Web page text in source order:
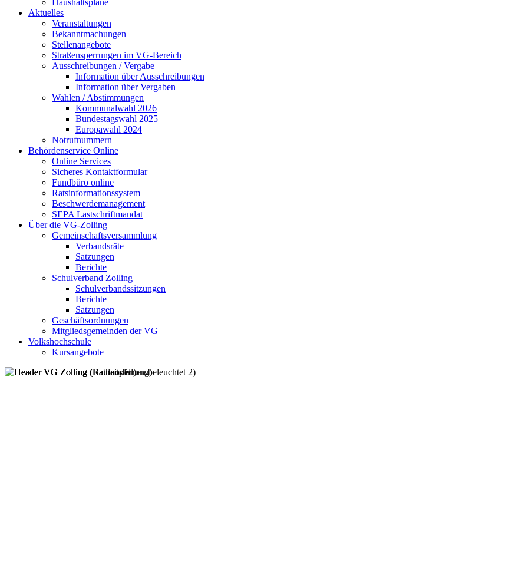
Haushaltspläne
Aktuelles
Veranstaltungen
Bekanntmachungen
Stellenangebote
Straßensperrungen im VG-Bereich
Ausschreibungen / Vergabe
Information über Ausschreibungen
Information über Vergaben
Wahlen / Abstimmungen
Kommunalwahl 2026
Bundestagswahl 2025
Europawahl 2024
Notrufnummern
Behördenservice Online
Online Services
Sicheres Kontaktformular
Fundbüro online
Ratsinformationssystem
Beschwerdemanagement
SEPA Lastschriftmandat
Über die VG-Zolling
Gemeinschaftsversammlung
Verbandsräte
Satzungen
Berichte
Schulverband Zolling
Schulverbandssitzungen
Berichte
Satzungen
Geschäftsordnungen
Mitgliedsgemeinden der VG
Volkshochschule
Kursangebote